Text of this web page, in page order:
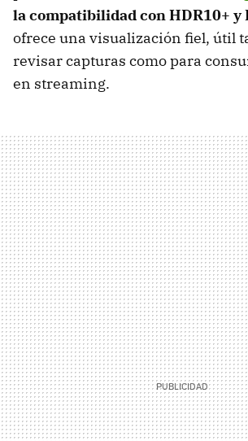
la compatibilidad con HDR10+ y
ofrece una visualización fiel, útil
revisar capturas como para
en streaming.